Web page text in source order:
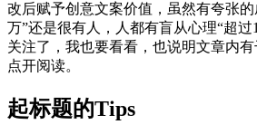
改后赋予创意文案价值，虽然有夸张的
万”还是很有人，人都有盲从心理“超过
关注了，我也要看看，也说明文章内
点开阅读。
起标题的Tips